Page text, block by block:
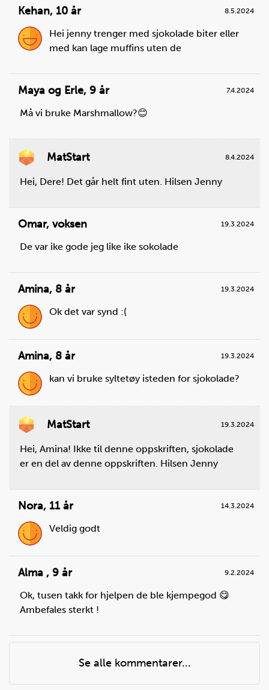
Kehan, 10 år 8.5.2024
Hei jenny trenger med sjokolade biter eller
med kan lage muffins uten de
Maya og Erle, 9 år 7.4.2024
Må vi bruke Marshmallow?😊
MatStart 8.4.2024
Hei, Dere! Det går helt fint uten. Hilsen Jenny
Omar, voksen 19.3.2024
De var ike gode jeg like ike sokolade
Amina, 8 år 19.3.2024
Ok det var synd :(
Amina, 8 år 19.3.2024
kan vi bruke syltetøy isteden for sjokolade?
MatStart 19.3.2024
Hei, Amina! Ikke til denne oppskriften, sjokolade
er en del av denne oppskriften. Hilsen Jenny
Nora, 11 år 14.3.2024
Veldig godt
Alma , 9 år 9.2.2024
Ok, tusen takk for hjelpen de ble kjempegod 😋
Ambefales sterkt !
Se alle kommentarer...